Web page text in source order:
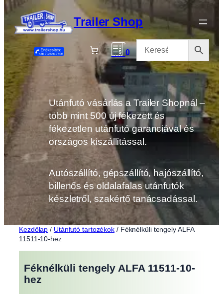
Ugrás
a
tartalomhoz
Trailer Shop
0
Utánfutó vásárlás a Trailer Shopnál –
több mint 500 új fékezett és
fékezetlen utánfutó garanciával és
országos kiszállítással.
Autószállító, gépszállító, hajószállító,
billenős és oldalafalas utánfutók
készletről, szakértő tanácsadással.
Kezdőlap / Utánfutó tartozékok / Féknélküli tengely ALFA
11511-10-hez
Féknélküli tengely ALFA 11511-10-
hez